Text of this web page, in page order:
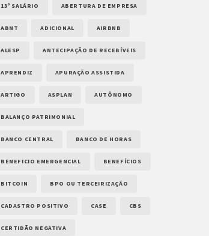
13º SALÁRIO ABERTURA DE EMPRESA
ABNT ADICIONAL AIRBNB
ALESP ANTECIPAÇÃO DE RECEBÍVEIS
APRENDIZ APURAÇÃO ASSISTIDA
ARTIGO ASPLAN AUTÔNOMO
BALANÇO PATRIMONIAL
BANCO CENTRAL BANCO DE HORAS
BENEFICIO EMERGENCIAL BENEFÍCIOS
BITCOIN BPO OU TERCEIRIZAÇÃO
CADASTRO POSITIVO CASE CBS
CERTIDÃO NEGATIVA